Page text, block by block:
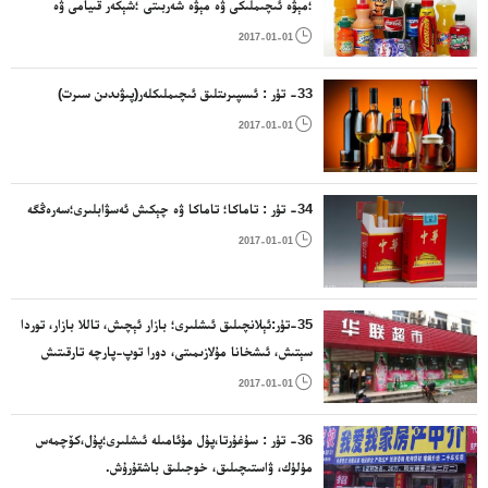
؛مېۋە ئىچىملىكى ۋە مېۋە شەربىتى ؛شېكەر قىيامى ۋە
ئىسپىرتسىز ئىچىملىك ياساشقا ئىشلىتىلىدىغان باشقا

2017-01-01
33- تۈر : ئىسپىرىتلىق ئىچىملىكلەر(پىۋىدىن سىرت)

2017-01-01
34- تۈر : تاماكا؛ تاماكا ۋە چېكىش ئەسۋابلىرى؛سەرەڭگە

2017-01-01
35-تۈر:ئېلانچىلىق ئىشلىرى؛ بازار ئېچىش، تاللا بازار، توردا
سېتىش، ئىشخانا مۇلازىمىتى، دورا توپ-پارچە تارقىتىش
مۇلازىمىتى قاتارلىقلار

2017-01-01
36- تۈر : سۇغۇرتا،پۇل مۇئامىلە ئىشلىرى؛پۇل،كۆچمەس
مۈلۈك، ۋاستىچىلىق، خوجىلىق باشقۇرۇش.